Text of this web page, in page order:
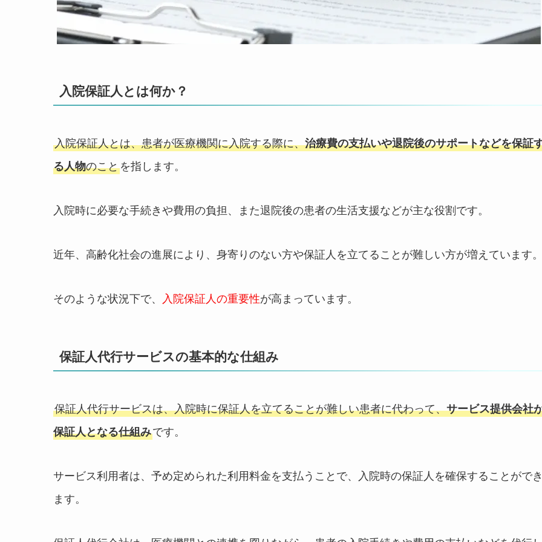
入院保証人とは何か？
入院保証人とは、患者が医療機関に入院する際に、治療費の支払いや退院後のサポートなどを保証
る人物のことを指します。
入院時に必要な手続きや費用の負担、また退院後の患者の生活支援などが主な役割です。
近年、高齢化社会の進展により、身寄りのない方や保証人を立てることが難しい方が増えています
そのような状況下で、 入院保証人の重要性が高まっています。
保証人代行サービスの基本的な仕組み
保証人代行サービスは、入院時に保証人を立てることが難しい患者に代わって、サービス提供会社
保証人となる仕組みです。
サービス利用者は、予め定められた利用料金を支払うことで、入院時の保証人を確保することがで
ます。